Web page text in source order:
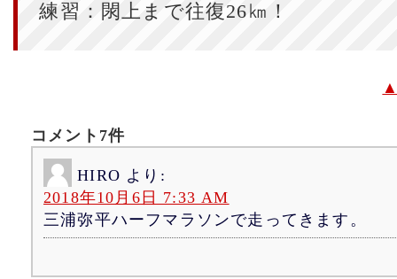
練習：閖上まで往復26㎞！
コメント7件
HIRO より:
2018年10月6日 7:33 AM
三浦弥平ハーフマラソンで走ってきます。